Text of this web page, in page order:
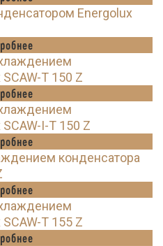
Energolux
T 150 Z
I-T 150 Z
конденсатора
T 155 Z